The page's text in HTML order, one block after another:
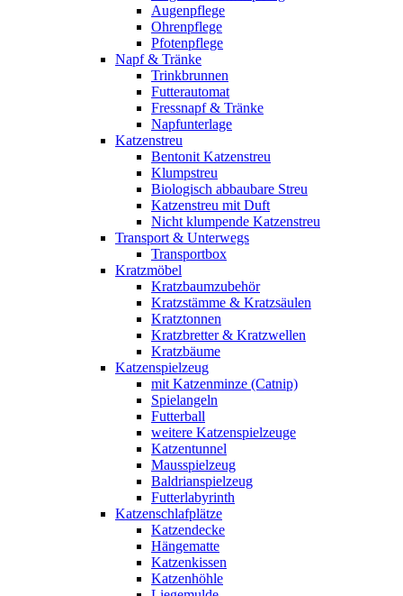
Augenpflege
Ohrenpflege
Pfotenpflege
Napf & Tränke
Trinkbrunnen
Futterautomat
Fressnapf & Tränke
Napfunterlage
Katzenstreu
Bentonit Katzenstreu
Klumpstreu
Biologisch abbaubare Streu
Katzenstreu mit Duft
Nicht klumpende Katzenstreu
Transport & Unterwegs
Transportbox
Kratzmöbel
Kratzbaumzubehör
Kratzstämme & Kratzsäulen
Kratztonnen
Kratzbretter & Kratzwellen
Kratzbäume
Katzenspielzeug
mit Katzenminze (Catnip)
Spielangeln
Futterball
weitere Katzenspielzeuge
Katzentunnel
Mausspielzeug
Baldrianspielzeug
Futterlabyrinth
Katzenschlafplätze
Katzendecke
Hängematte
Katzenkissen
Katzenhöhle